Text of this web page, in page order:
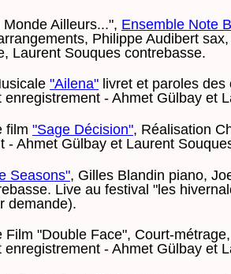
Ailleurs...", Ensemble Note
Philippe Audibert
Laurent Souques contrebasse.
"Ailena" livret et paroles
enregistrement - Ahmet Gülbay et
film "Sage Décision", Réalisation
- Ahmet Gülbay et Laurent
Seasons", Gilles Blandin piano,
Live au festival "les
demande).
Film "Double Face", Court-
enregistrement - Ahmet Gülbay et